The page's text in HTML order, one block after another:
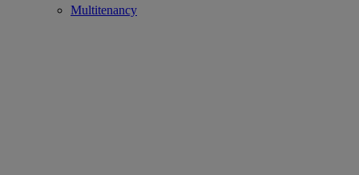
Multitenancy